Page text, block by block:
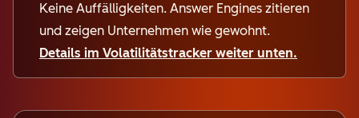
Keine Auffälligkeiten. Answer Engines zitieren
und zeigen Unternehmen wie gewohnt.
Details im Volatilitätstracker weiter unten.